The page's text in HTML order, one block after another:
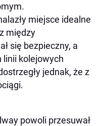
miejsce idealne
między
się bezpieczny, a
linii kolejowych
jednak, że z
powoli przesuwał